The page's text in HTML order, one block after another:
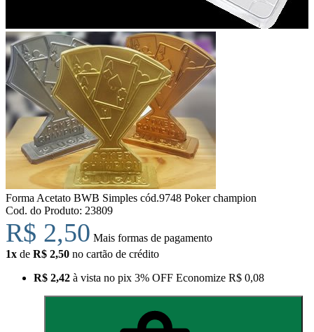
Forma Acetato BWB Simples cód.9748 Poker champion
Cod. do Produto: 23809
R$ 2,50 Mais formas de pagamento
1x de R$ 2,50 no cartão de crédito
R$ 2,42 à vista no pix 3% OFF Economize R$ 0,08